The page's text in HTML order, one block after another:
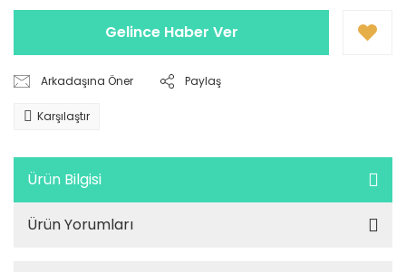
Gelince Haber Ver
Arkadaşına Öner Paylaş
Karşılaştır
Ürün Bilgisi
Ürün Yorumları